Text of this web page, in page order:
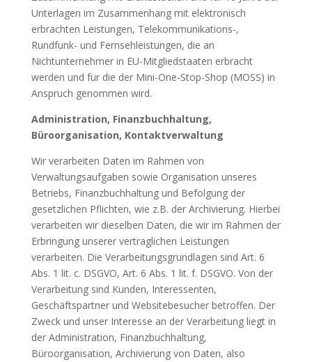
Unterlagen im Zusammenhang mit elektronisch
erbrachten Leistungen, Telekommunikations-,
Rundfunk- und Fernsehleistungen, die an
Nichtunternehmer in EU-Mitgliedstaaten erbracht
werden und für die der Mini-One-Stop-Shop (MOSS) in
Anspruch genommen wird.
Administration, Finanzbuchhaltung,
Büroorganisation, Kontaktverwaltung
Wir verarbeiten Daten im Rahmen von
Verwaltungsaufgaben sowie Organisation unseres
Betriebs, Finanzbuchhaltung und Befolgung der
gesetzlichen Pflichten, wie z.B. der Archivierung. Hierbei
verarbeiten wir dieselben Daten, die wir im Rahmen der
Erbringung unserer vertraglichen Leistungen
verarbeiten. Die Verarbeitungsgrundlagen sind Art. 6
Abs. 1 lit. c. DSGVO, Art. 6 Abs. 1 lit. f. DSGVO. Von der
Verarbeitung sind Kunden, Interessenten,
Geschäftspartner und Websitebesucher betroffen. Der
Zweck und unser Interesse an der Verarbeitung liegt in
der Administration, Finanzbuchhaltung,
Büroorganisation, Archivierung von Daten, also